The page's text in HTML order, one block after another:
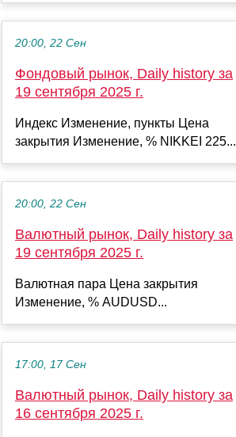
20:00, 22 Сен
Фондовый рынок, Daily history за
19 сентября 2025 г.
Индекс Изменение, пункты Цена
закрытия Изменение, % NIKKEI 225...
20:00, 22 Сен
Валютный рынок, Daily history за
19 сентября 2025 г.
Валютная пара Цена закрытия
Изменение, % AUDUSD...
17:00, 17 Сен
Валютный рынок, Daily history за
16 сентября 2025 г.